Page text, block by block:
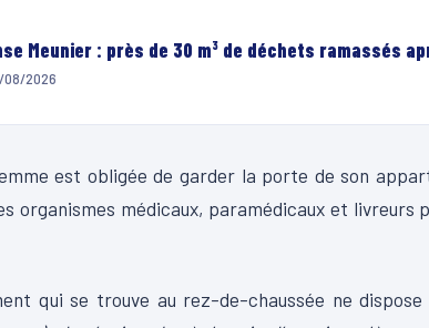
Meunier : près de 30 m³ de déchets ramassés
08/2026
est obligée de garder la porte de son
organismes médicaux, paramédicaux et livreurs
qui se trouve au rez-de-chaussée ne dispose